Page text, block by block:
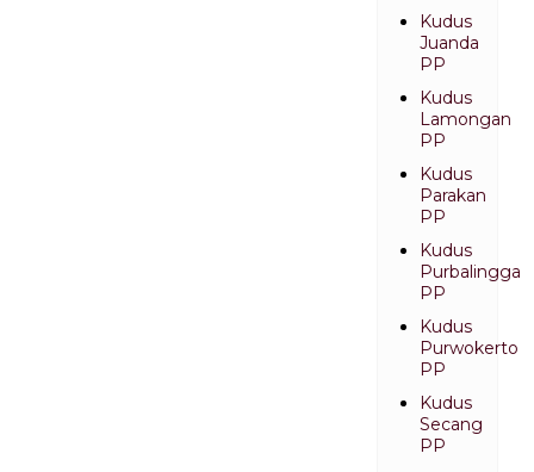
Kudus
Juanda
PP
Kudus
Lamongan
PP
Kudus
Parakan
PP
Kudus
Purbalingga
PP
Kudus
Purwokerto
PP
Kudus
Secang
PP